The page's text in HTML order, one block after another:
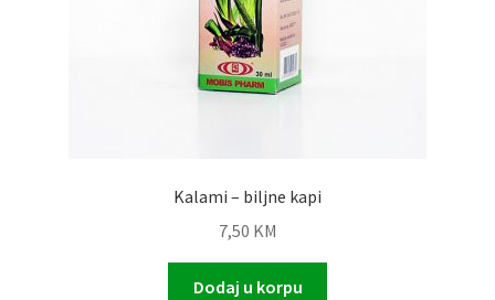
Kalami – biljne kapi
7,50 KM
Dodaj u korpu